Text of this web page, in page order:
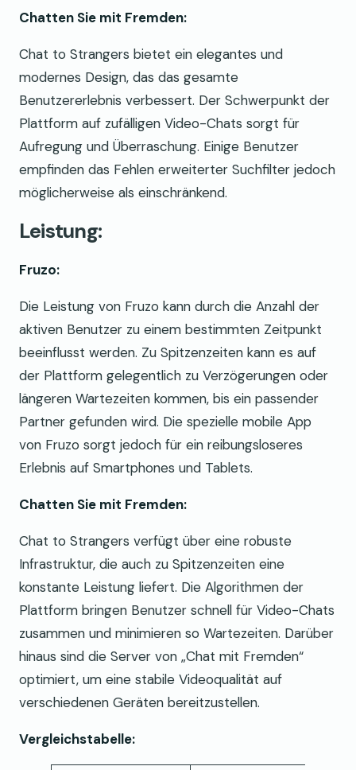
Chatten Sie mit Fremden:
Chat to Strangers bietet ein elegantes und
modernes Design, das das gesamte
Benutzererlebnis verbessert. Der Schwerpunkt der
Plattform auf zufälligen Video-Chats sorgt für
Aufregung und Überraschung. Einige Benutzer
empfinden das Fehlen erweiterter Suchfilter jedoch
möglicherweise als einschränkend.
Leistung:
Fruzo:
Die Leistung von Fruzo kann durch die Anzahl der
aktiven Benutzer zu einem bestimmten Zeitpunkt
beeinflusst werden. Zu Spitzenzeiten kann es auf
der Plattform gelegentlich zu Verzögerungen oder
längeren Wartezeiten kommen, bis ein passender
Partner gefunden wird. Die spezielle mobile App
von Fruzo sorgt jedoch für ein reibungsloseres
Erlebnis auf Smartphones und Tablets.
Chatten Sie mit Fremden:
Chat to Strangers verfügt über eine robuste
Infrastruktur, die auch zu Spitzenzeiten eine
konstante Leistung liefert. Die Algorithmen der
Plattform bringen Benutzer schnell für Video-Chats
zusammen und minimieren so Wartezeiten. Darüber
hinaus sind die Server von „Chat mit Fremden“
optimiert, um eine stabile Videoqualität auf
verschiedenen Geräten bereitzustellen.
Vergleichstabelle: